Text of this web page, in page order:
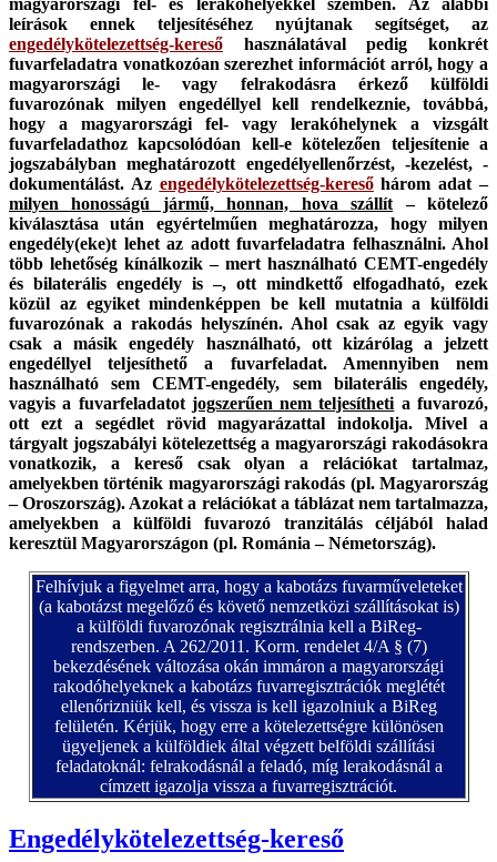
leírások ennek teljesítéséhez nyújtanak segítséget, az
engedélykötelezettség-kereső használatával pedig konkrét
fuvarfeladatra vonatkozóan szerezhet információt arról, hogy a
magyarországi le- vagy felrakodásra érkező külföldi
fuvarozónak milyen engedéllyel kell rendelkeznie, továbbá,
hogy a magyarországi fel- vagy lerakóhelynek a vizsgált
fuvarfeladathoz kapcsolódóan kell-e kötelezően teljesítenie a
jogszabályban meghatározott engedélyellenőrzést, -kezelést, -
dokumentálást. Az engedélykötelezettség-keresőhárom adat –
milyen honosságú jármű, honnan, hova szállít – kötelező
kiválasztása után egyértelműen meghatározza, hogy milyen
engedély(eke)t lehet az adott fuvarfeladatra felhasználni. Ahol
több lehetőség kínálkozik – mert használható CEMT-engedély
és bilaterális engedély is –, ott mindkettő elfogadható, ezek
közül az egyiket mindenképpen be kell mutatnia a külföldi
fuvarozónak a rakodás helyszínén. Ahol csak az egyik vagy
csak a másik engedély használható, ott kizárólag a jelzett
engedéllyel teljesíthető a fuvarfeladat. Amennyiben nem
használható sem CEMT-engedély, sem bilaterális engedély,
vagyis a fuvarfeladatot jogszerűen nem teljesítheti a fuvarozó,
ott ezt a segédlet rövid magyarázattal indokolja. Mivel a
tárgyalt jogszabályi kötelezettség a magyarországi rakodásokra
vonatkozik, a kereső csak olyan a relációkat tartalmaz,
amelyekben történik magyarországi rakodás (pl. Magyarország
– Oroszország). Azokat a relációkat a táblázat nem tartalmazza,
amelyekben a külföldi fuvarozó tranzitálás céljából halad
keresztül Magyarországon (pl. Románia – Németország).
Felhívjuk a figyelmet arra, hogy a kabotázs fuvarműveleteket
(a kabotázst megelőző és követő nemzetközi szállításokat is)
a külföldi fuvarozónak regisztrálnia kell a BiReg-
rendszerben. A 262/2011. Korm. rendelet 4/A § (7)
bekezdésének változása okán immáron a magyarországi
rakodóhelyeknek a kabotázs fuvarregisztrációk meglétét
ellenőrizniük kell, és vissza is kell igazolniuk a BiReg
felületén. Kérjük, hogy erre a kötelezettségre különösen
ügyeljenek a külföldiek által végzett belföldi szállítási
feladatoknál: felrakodásnál a feladó, míg lerakodásnál a
címzett igazolja vissza a fuvarregisztrációt.
Engedélykötelezettség-kereső